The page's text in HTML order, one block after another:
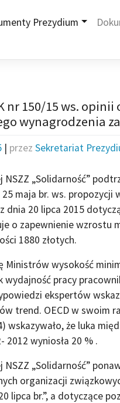
Prezydium
nr 150/15 ws.
wynagrodzenia za
| przez Sekretariat
NSZZ „Solidarność”
maja br. ws. propozycji
dnia 20 lipca 2015
o zapewnienie wzrostu
1880 złotych.
Ministrów wysokość
pracy
ekspertów
trend. OECD w swoim
wskazywało, że luka
2012 wyniosła 20 % .
„Solidarność”
organizacji
lipca br.”, a dotyczące